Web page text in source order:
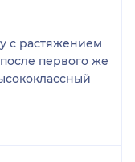
с растяжением
первого же